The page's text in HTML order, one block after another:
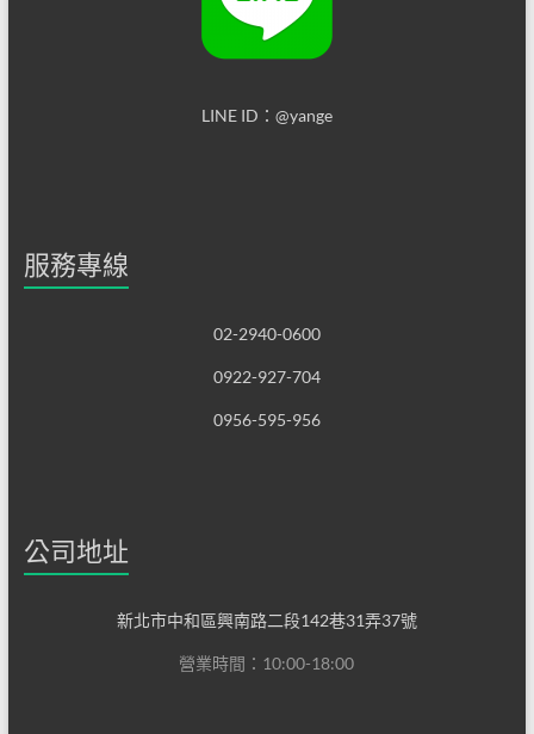
LINE ID：@yange
服務專線
02-2940-0600
0922-927-704
0956-595-956
公司地址
新北市中和區興南路二段142巷31弄37號
營業時間：10:00-18:00